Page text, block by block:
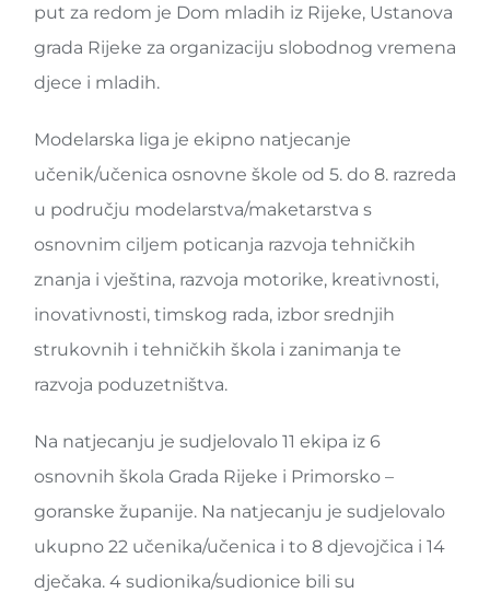
put za redom je Dom mladih iz Rijeke, Ustanova
grada Rijeke za organizaciju slobodnog vremena
djece i mladih.
Modelarska liga je ekipno natjecanje
učenik/učenica osnovne škole od 5. do 8. razreda
u području modelarstva/maketarstva s
osnovnim ciljem poticanja razvoja tehničkih
znanja i vještina, razvoja motorike, kreativnosti,
inovativnosti, timskog rada, izbor srednjih
strukovnih i tehničkih škola i zanimanja te
razvoja poduzetništva.
Na natjecanju je sudjelovalo 11 ekipa iz 6
osnovnih škola Grada Rijeke i Primorsko –
goranske županije. Na natjecanju je sudjelovalo
ukupno 22 učenika/učenica i to 8 djevojčica i 14
dječaka. 4 sudionika/sudionice bili su